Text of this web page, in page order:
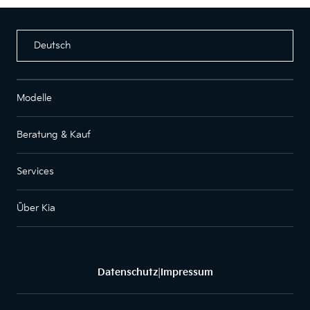
Deutsch
Modelle
Beratung & Kauf
Services
Über Kia
Datenschutz| Impressum